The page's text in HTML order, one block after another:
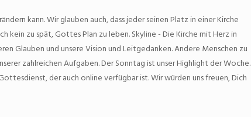
kann. Wir glauben auch, dass jeder seinen Platz in einer Kirche
kein zu spät, Gottes Plan zu leben. Skyline - Die Kirche mit Herz in
Glauben und unsere Vision und Leitgedanken. Andere Menschen zu
zahlreichen Aufgaben. Der Sonntag ist unser Highlight der Woche.
der auch online verfügbar ist. Wir würden uns freuen, Dich